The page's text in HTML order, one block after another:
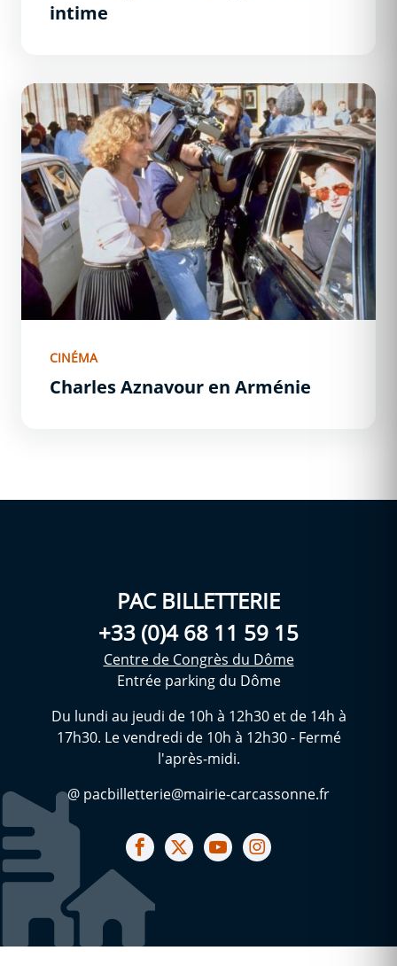
intime
Charles Aznavour en Arménie
CINÉMA
Charles Aznavour en Arménie
PAC BILLETTERIE
+33 (0)4 68 11 59 15
Centre de Congrès du Dôme
Entrée parking du Dôme
Du lundi au jeudi de 10h à 12h30 et de 14h à
17h30. Le vendredi de 10h à 12h30 - Fermé
l'après-midi.
@ pacbilletterie@mairie-carcassonne.fr
Notre facebook
Notre X (ex Twitter)
Notre Chaine youtube